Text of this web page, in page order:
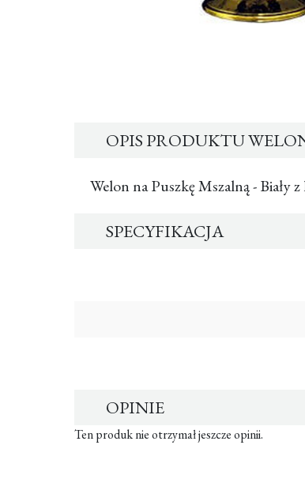
OPIS PRODUKTU
Welon na Puszkę Mszalną - Biały
SPECYFIKACJA
OPINIE
Ten produk nie otrzymał jeszcze opinii.